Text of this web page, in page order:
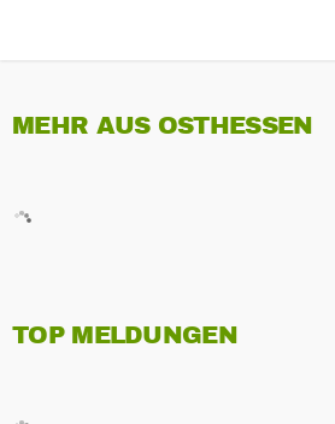
MEHR AUS OSTHESSEN
TOP MELDUNGEN